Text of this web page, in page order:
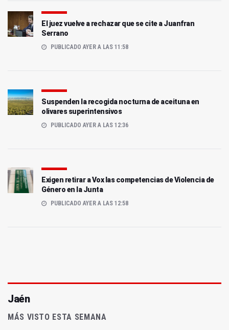
El juez vuelve a rechazar que se cite a Juanfran
Serrano
PUBLICADO AYER A LAS 11:58
Suspenden la recogida nocturna de aceituna en
olivares superintensivos
PUBLICADO AYER A LAS 12:36
Exigen retirar a Vox las competencias de Violencia de
Género en la Junta
PUBLICADO AYER A LAS 12:58
Jaén
MÁS VISTO ESTA SEMANA